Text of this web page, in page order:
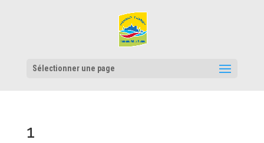
Sélectionner une page
1